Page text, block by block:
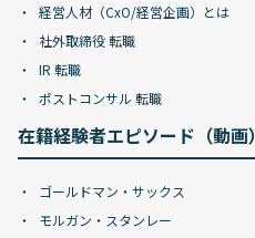
経営人材（CxO/経営企画）とは
社外取締役 転職
IR 転職
ポストコンサル 転職
在籍経験者エピソード（動画）
ゴールドマン・サックス
モルガン・スタンレー